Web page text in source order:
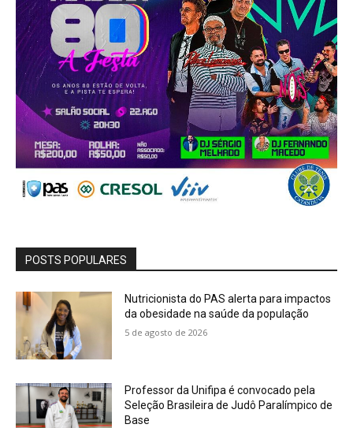
POSTS POPULARES
Nutricionista do PAS alerta para impactos
da obesidade na saúde da população
5 de agosto de 2026
Professor da Unifipa é convocado pela
Seleção Brasileira de Judô Paralímpico de
Base